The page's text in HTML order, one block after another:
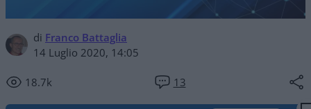
di Franco Battaglia
14 Luglio 2020, 14:05
18.7k 13